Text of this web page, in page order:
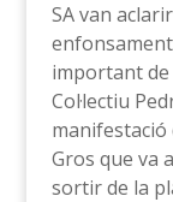
SA van
important de
Col·lectiu
manifestació
Gros que va
sortir de la